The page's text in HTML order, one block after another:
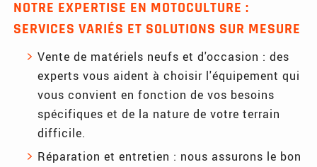
NOTRE EXPERTISE EN MOTOCULTURE :
SERVICES VARIÉS ET SOLUTIONS SUR MESURE
Vente de matériels neufs et d'occasion : des
experts vous aident à choisir l'équipement qui
vous convient en fonction de vos besoins
spécifiques et de la nature de votre terrain
difficile.
Réparation et entretien : nous assurons le bon